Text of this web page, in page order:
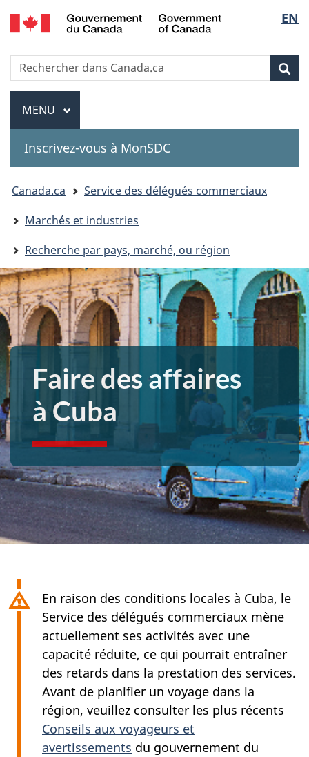
Passer
au
principal
Passer
à
Au
sujet
»
Passer
à
version
HTML
de
la
EN
Government
Recherche
Rechercher
dans
Canada.ca
Menu
MENU PRINCIPAL
Inscrivez-vous à MonSDC
You
are
here:
Canada.ca
Service des délégués commerciaux
Marchés et industries
Recherche par pays, marché, ou région
Faire des affaires
à Cuba
En raison des conditions locales à Cuba, le
Service des délégués commerciaux mène
actuellement ses activités avec une
capacité réduite, ce qui pourrait entraîner
des retards dans la prestation des services.
Avant de planifier un voyage dans la
région, veuillez consulter les plus récents
Conseils aux voyageurs et
avertissements du gouvernement du